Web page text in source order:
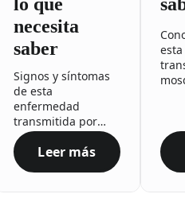
lyme: lo que necesita saber
lo que
necesita
saber
Signos y síntomas
de esta
enfermedad
transmitida por
mosquitos.
Virus del nilo
Leer más